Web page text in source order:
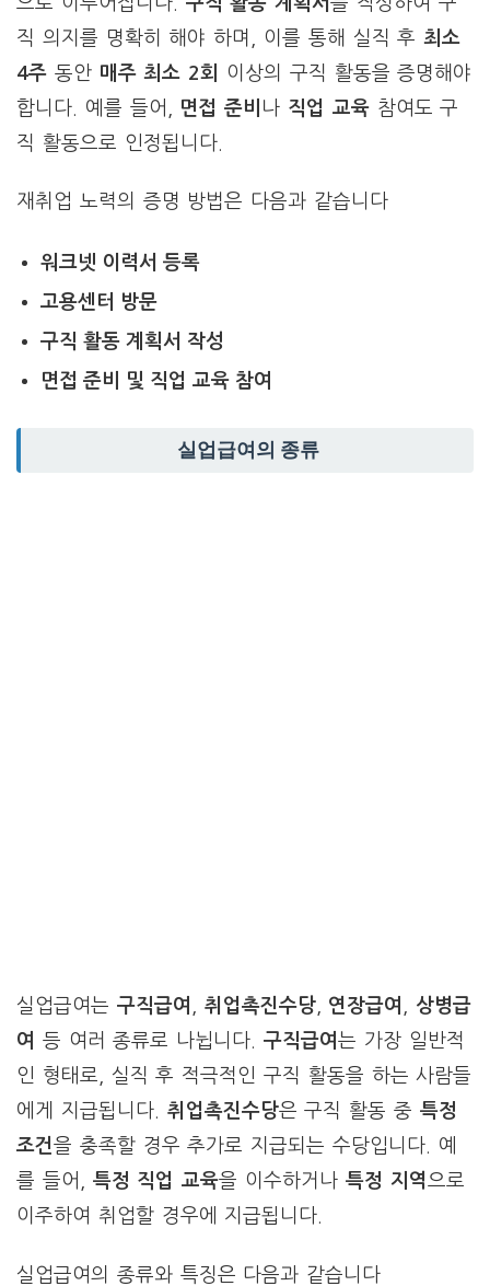
직 의지를 명확히 해야 하며, 이를 통해 실직 후최소
4주 동안 매주 최소 2회
이상의 구직 활동을 증명해야
합니다. 예를 들어, 면접 준비 나 직업 교육참여도 구
직 활동으로 인정됩니다.
재취업 노력의 증명 방법은 다음과 같습니다
워크넷 이력서 등록
고용센터 방문
구직 활동 계획서 작성
면접 준비 및 직업 교육 참여
실업급여의 종류
실업급여는 구직급여 취업촉진수당, 연장급여
상병급
여
등 여러 종류로 나뉩니다. 구직급여 는 가장 일반적
인 형태로, 실직 후 적극적인 구직 활동을 하는 사람들
에게 지급됩니다. 취업촉진수당은 구직 활동 중 특정
조건을 충족할 경우 추가로 지급되는 수당입니다. 예
를 들어, 특정 직업 교육을 이수하거나 특정 지역으로
이주하여 취업할 경우에 지급됩니다.
실업급여의 종류와 특징은 다음과 같습니다